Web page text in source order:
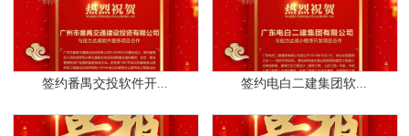
签约番禺交投软件开... 签约电白二建集团软...